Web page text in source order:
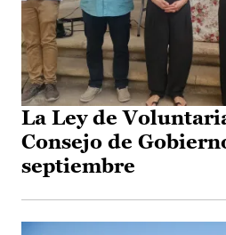
La Ley de
Consejo de
septiembre